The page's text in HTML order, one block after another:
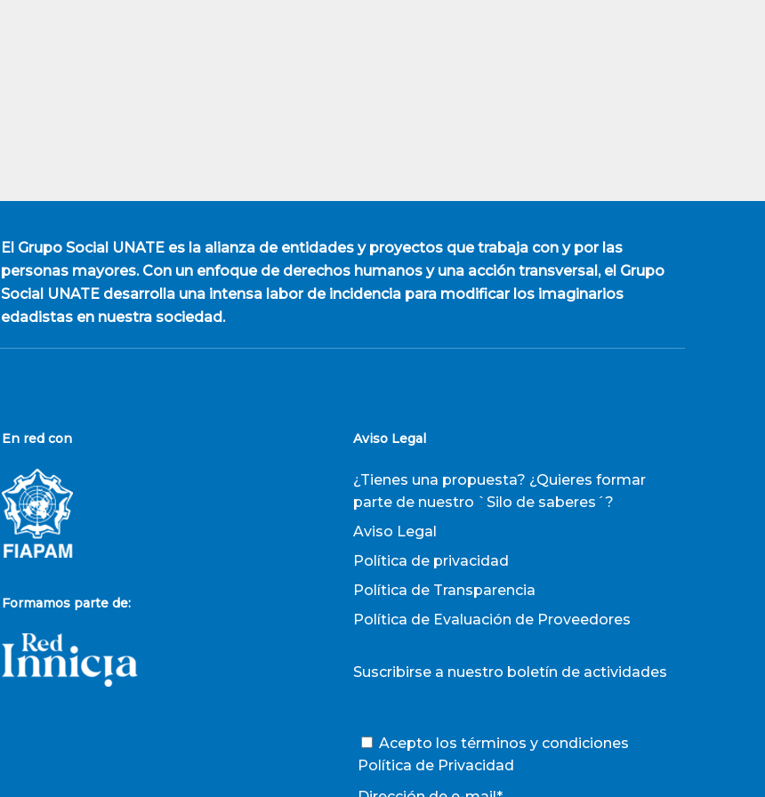
El Grupo Social UNATEes la alianza de entidades y proyectos que trabaja con y por las
personas mayores. Con un enfoque de derechos humanos y una acción transversal, el Grupo
Social UNATE desarrolla una intensa labor de incidencia para modificar los imaginarios
edadistas en nuestra sociedad.
En red con
Formamos parte de:
Aviso Legal
¿Tienes una propuesta? ¿Quieres formar
parte de nuestro `Silo de saberes´?
Aviso Legal
Política de privacidad
Política de Transparencia
Política de Evaluación de Proveedores
Suscribirse a nuestro boletín de actividades
Acepto los términos y condiciones
Política de Privacidad